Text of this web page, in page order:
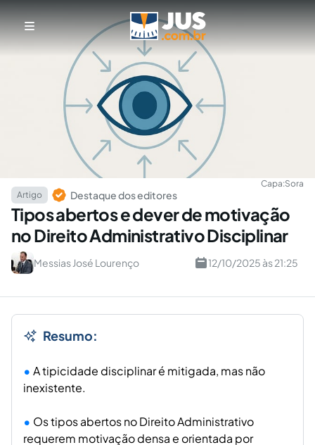
Capa:Sora
Artigo
Destaque dos editores
Tipos abertos e dever de motivação
no Direito Administrativo Disciplinar
Messias José Lourenço 12/10/2025 às 21:25
Resumo:
A tipicidade disciplinar é mitigada, mas não
inexistente.
Os tipos abertos no Direito Administrativo
requerem motivação densa e orientada por